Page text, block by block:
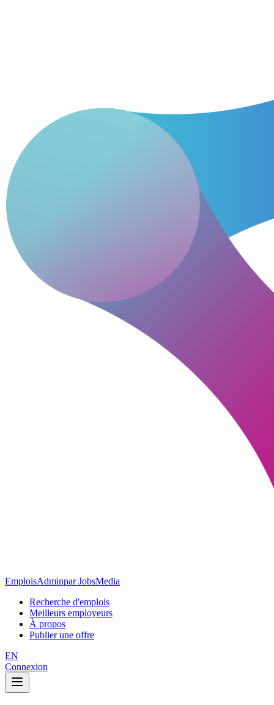
EmploisAdminpar JobsMedia
Recherche d'emplois
Meilleurs employeurs
À propos
Publier une offre
EN
Connexion